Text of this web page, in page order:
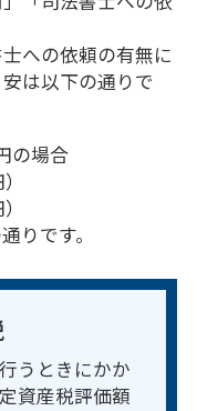
への依頼の有無に
は以下の通りで
の場合
りです。
うときにかか
資産税評価額